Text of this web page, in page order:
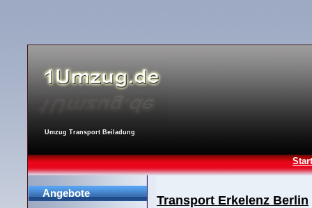
Umzug Transport Beiladung
Transport Erkelenz Berlin
Angebote